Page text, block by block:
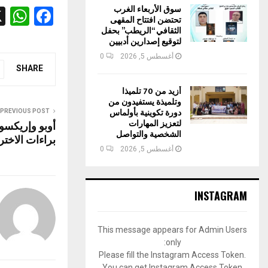
F
b
o
k
p
p
SHARE
PREVIOUS POST
أوبو
براءات
سوق الأربعاء الغرب
تحتضن افتتاح المقهى
الثقافي “الريطب” بحفل
لتوقيع إصدارين أدبيين
أغسطس 5, 2026 0
أزيد من 70 تلميذا
وتلميذة يستفيدون من
دورة تكوينية بأولماس
لتعزيز المهارات
الشخصية والتواصل
أغسطس 5, 2026 0
INSTAGRAM
This message appears for Admin Users
only:
Please fill the Instagram Access Token.